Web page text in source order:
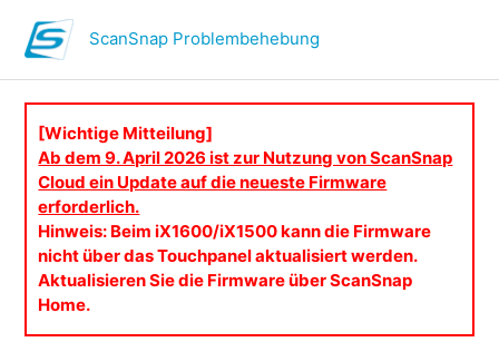
ScanSnap Problembehebung
[Wichtige Mitteilung]
Ab dem 9. April 2026 ist zur Nutzung von ScanSnap
Cloud ein Update auf die neueste Firmware
erforderlich.
Hinweis: Beim iX1600/iX1500 kann die Firmware
nicht über das Touchpanel aktualisiert werden.
Aktualisieren Sie die Firmware über ScanSnap
Home.